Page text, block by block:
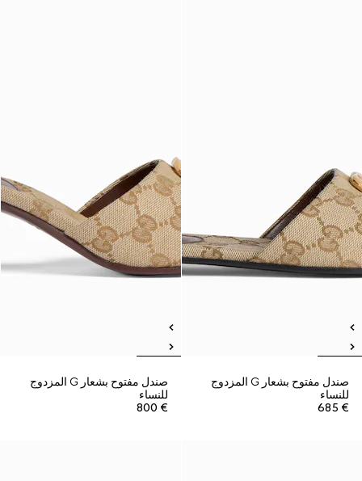
صندل مفتوح بشعار G المزدوج
للنساء
€ 685
صندل مفتوح بشعار G المزدوج
للنساء
€ 800